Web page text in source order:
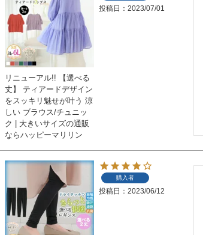
リニューアル!! 【選べる
丈】 ティアードデザイン
をスッキリ魅せが叶う 涼
しい ブラウス/チュニッ
ク | 大きいサイズの通販
ならハッピーマリリン
投稿日 2023/07/01
購入者
投稿日 2023/06/12